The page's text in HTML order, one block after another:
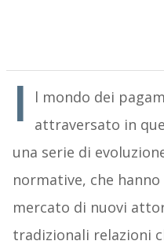
I
l mondo dei
attraversato in
una serie di
normative, che
mercato di nuovi
tradizionali relazioni